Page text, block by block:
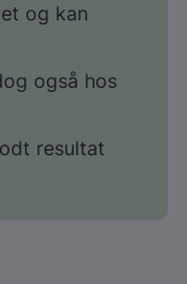
og kan
også hos
resultat